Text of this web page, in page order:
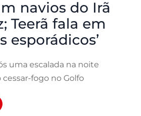
navios do Irã
Teerã fala em
esporádicos’
uma escalada na noite
fogo no Golfo